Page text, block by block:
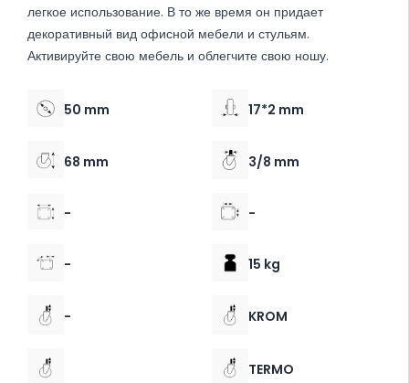
легкое использование. В то же время он придает
декоративный вид офисной мебели и стульям.
Активируйте свою мебель и облегчите свою ношу.
50 mm 17*2 mm
68 mm 3/8 mm
- -
- 15 kg
- KROM
TERMO